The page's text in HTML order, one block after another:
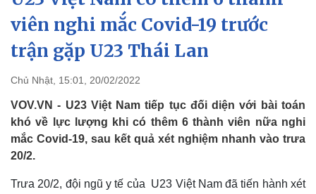
Đảng
Tổ chức nhân sự
Quốc hội
Nhận diện sự thật
Tin 24h
Dự báo thời tiết
Giáo dục
viên nghi mắc Covid-19 trước
trận gặp U23 Thái Lan
Chủ Nhật, 15:01, 20/02/2022
VOV.VN - U23 Việt Nam tiếp tục đối diện với bài toán
khó về lực lượng khi có thêm 6 thành viên nữa nghi
mắc Covid-19, sau kết quả xét nghiệm nhanh vào trưa
20/2.
Trưa 20/2, đội ngũ y tế của U23 Việt Nam đã tiến hành xét